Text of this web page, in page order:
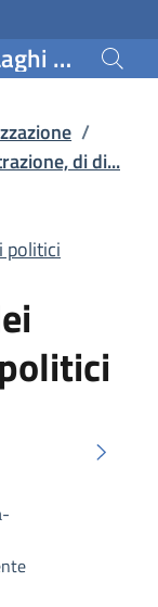
Comunità Montana dei Laghi Bergamaschi
/
di di...
politici